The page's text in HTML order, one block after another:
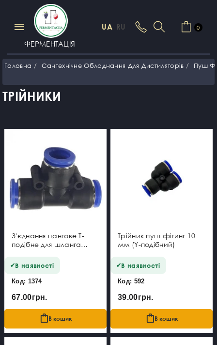
ФЕРМЕНТАЦІЯ
UA RU 0
Головна Сантехнічне Обладнання Для Дистиляторів Пуш
ТРІЙНИКИ
З'єднання цангове Т-
подібне для шланга
В наявності
Код: 1374
67.00грн.
В кошик
Трійник пуш фітинг 10
мм (Y-подібний)
В наявності
Код: 592
39.00грн.
В кошик